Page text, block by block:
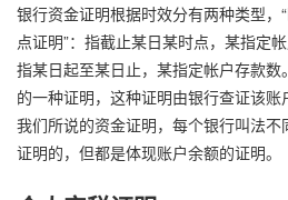
银行资金证明根据时效分有两种类型，
点证明”：指截止某日某时点，某指定帐
指某日起至某日止，某指定帐户存款
的一种证明，这种证明由银行查证该账
我们所说的资金证明，每个银行叫法
证明的，但都是体现账户余额的证明。